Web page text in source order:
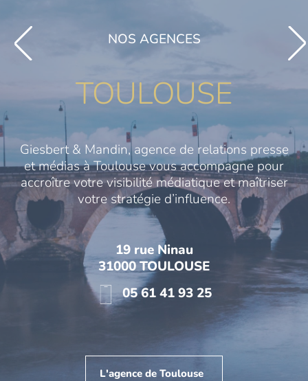
NOS AGENCES
TOULOUSE
Giesbert & Mandin, agence de relations presse
et médias à Toulouse vous accompagne pour
accroître votre visibilité médiatique et maîtriser
votre stratégie d’influence.
19 rue Ninau
31000 TOULOUSE
05 61 41 93 25
L'agence de Toulouse